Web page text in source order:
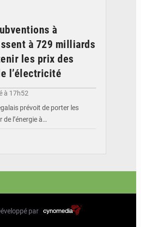
à
à 729 milliards
les prix des
l’électricité
à 17h52
prévoit de porter les
l’énergie à…
par